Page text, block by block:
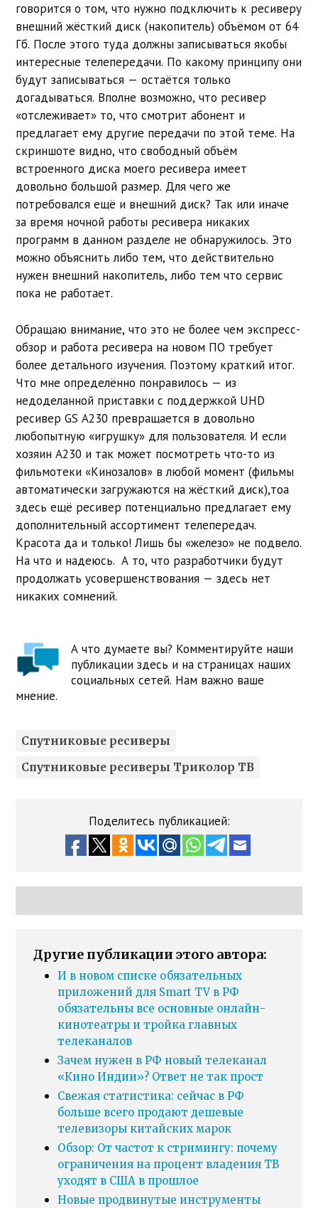
говорится о том, что нужно подключить к ресиверу
внешний жёсткий диск (накопитель) объёмом от 64
Гб. После этого туда должны записываться якобы
интересные телепередачи. По какому принципу они
будут записываться — остаётся только
догадываться. Вполне возможно, что ресивер
«отслеживает» то, что смотрит абонент и
предлагает ему другие передачи по этой теме. На
скриншоте видно, что свободный объём
встроенного диска моего ресивера имеет
довольно большой размер. Для чего же
потребовался ещё и внешний диск? Так или иначе
за время ночной работы ресивера никаких
программ в данном разделе не обнаружилось. Это
можно объяснить либо тем, что действительно
нужен внешний накопитель, либо тем что сервис
пока не работает.
Обращаю внимание, что это не более чем экспресс-
обзор и работа ресивера на новом ПО требует
более детального изучения. Поэтому краткий итог.
Что мне определённо понравилось — из
недоделанной приставки с поддержкой UHD
ресивер GS A230 превращается в довольно
любопытную «игрушку» для пользователя. И если
хозяин A230 и так может посмотреть что-то из
фильмотеки «Кинозалов» в любой момент (фильмы
автоматически загружаются на жёсткий диск),тоа
здесь ещё ресивер потенциально предлагает ему
дополнительный ассортимент телепередач.
Красота да и только! Лишь бы «железо» не подвело.
На что и надеюсь. А то, что разработчики будут
продолжать усовершенствования — здесь нет
никаких сомнений.
А что думаете вы? Комментируйте наши
публикации здесь и на страницах наших
социальных сетей. Нам важно ваше
мнение.
Спутниковые ресиверы
Спутниковые ресиверы Триколор ТВ
Поделитесь публикацией:
Другие публикации этого автора:
И в новом списке обязательных
приложений для Smart TV в РФ
обязательны все основные онлайн-
кинотеатры и тройка главных
телеканалов
Зачем нужен в РФ новый телеканал
«Кино Индии»? Ответ не так прост
Свежая статистика: сейчас в РФ
больше всего продают дешевые
телевизоры китайских марок
Обзор: От частот к стримингу: почему
ограничения на процент владения ТВ
уходят в США в прошлое
Новые продвинутые инструменты